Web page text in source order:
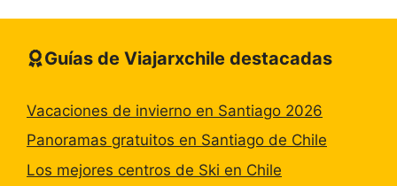
Guías de Viajarxchile destacadas
Vacaciones de invierno en Santiago 2026
Panoramas gratuitos en Santiago de Chile
Los mejores centros de Ski en Chile